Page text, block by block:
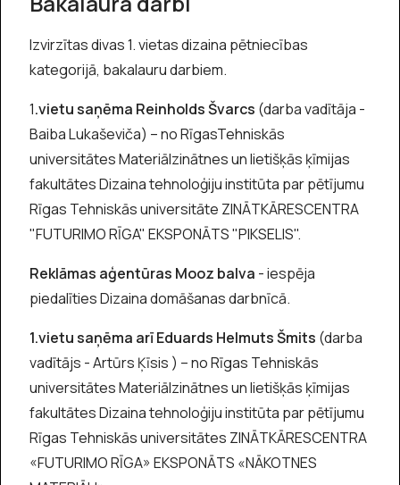
Izvirzītas divas 1. vietas dizaina pētniecības
kategorijā, bakalauru darbiem.
1.vietu saņēma Reinholds Švarcs (darba vadītāja -
Baiba Lukaševiča) – no RīgasTehniskās
universitātes Materiālzinātnes un lietišķās ķīmijas
fakultātes Dizaina tehnoloģiju institūta par pētījumu
Rīgas Tehniskās universitāte ZINĀTKĀRESCENTRA
"FUTURIMO RĪGA" EKSPONĀTS "PIKSELIS".
Reklāmas aģentūras Mooz balva - iespēja
piedalīties Dizaina domāšanas darbnīcā.
1.vietu saņēma arī Eduards Helmuts Šmits (darba
vadītājs - Artūrs Ķīsis ) – no Rīgas Tehniskās
universitātes Materiālzinātnes un lietišķās ķīmijas
fakultātes Dizaina tehnoloģiju institūta par pētījumu
Rīgas Tehniskās universitātes ZINĀTKĀRESCENTRA
«FUTURIMO RĪGA» EKSPONĀTS «NĀKOTNES